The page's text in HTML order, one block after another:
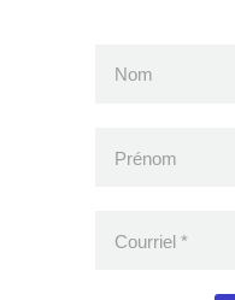
Nom
Prénom
Courriel *